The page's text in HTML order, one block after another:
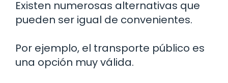
Existen numerosas alternativas que
pueden ser igual de convenientes.
Por ejemplo, el transporte público es
una opción muy válida.